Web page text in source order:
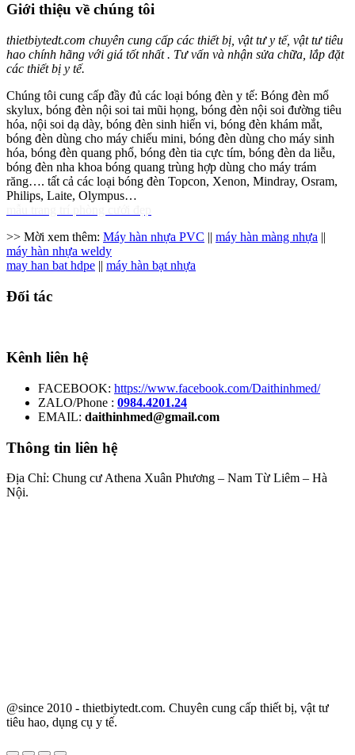
Giới thiệu về chúng tôi
thietbiytedt.com chuyên cung cấp các thiết bị, vật tư y tế, vật tư tiêu
hao chính hãng với giá tốt nhất . Tư vấn và nhận sửa chữa, lắp đặt
các thiết bị y tế.
Chúng tôi cung cấp đầy đủ các loại bóng đèn y tế: Bóng đèn mổ
skylux, bóng đèn nội soi tai mũi họng, bóng đèn nội soi đường tiêu
hóa, nội soi dạ dày, bóng đèn sinh hiển vi, bóng đèn khám mắt,
bóng đèn dùng cho máy chiếu mini, bóng đèn dùng cho máy sinh
hóa, bóng đèn quang phổ, bóng đèn tia cực tím, bóng đèn da liễu,
bóng đèn nha khoa bóng quang trùng hợp dùng cho máy trám
răng…. tất cả các loại bóng đèn Topcon, Xenon, Mindray, Osram,
Philips, Laite, Olympus…
>> Mời xem thêm: Máy hàn nhựa PVC || máy hàn màng nhựa ||
máy hàn nhựa weldy
may han bat hdpe || máy hàn bạt nhựa
Đối tác
Kênh liên hệ
FACEBOOK: https://www.facebook.com/Daithinhmed/
ZALO/Phone : 0984.4201.24
EMAIL: daithinhmed@gmail.com
Thông tin liên hệ
Địa Chỉ: Chung cư Athena Xuân Phương – Nam Từ Liêm – Hà
Nội.
@since 2010 - thietbiytedt.com. Chuyên cung cấp thiết bị, vật tư
tiêu hao, dụng cụ y tế.